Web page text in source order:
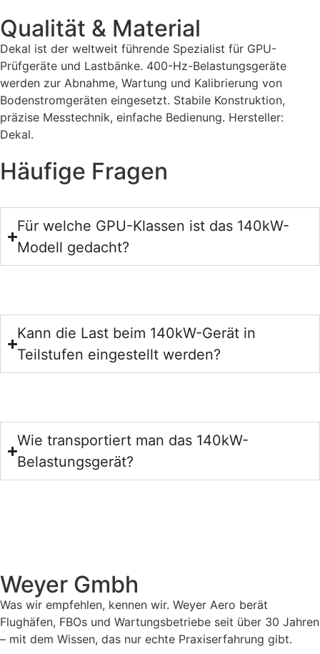
Qualität & Material
Dekal ist der weltweit führende Spezialist für GPU-
Prüfgeräte und Lastbänke. 400-Hz-Belastungsgeräte
werden zur Abnahme, Wartung und Kalibrierung von
Bodenstromgeräten eingesetzt. Stabile Konstruktion,
präzise Messtechnik, einfache Bedienung. Hersteller:
Dekal.
Häufige Fragen
Für welche GPU-Klassen ist das 140kW-
Modell gedacht?
Kann die Last beim 140kW-Gerät in
Teilstufen eingestellt werden?
Wie transportiert man das 140kW-
Belastungsgerät?
Weyer Gmbh
Was wir empfehlen, kennen wir. Weyer Aero berät
Flughäfen, FBOs und Wartungsbetriebe seit über 30 Jahren
– mit dem Wissen, das nur echte Praxiserfahrung gibt.